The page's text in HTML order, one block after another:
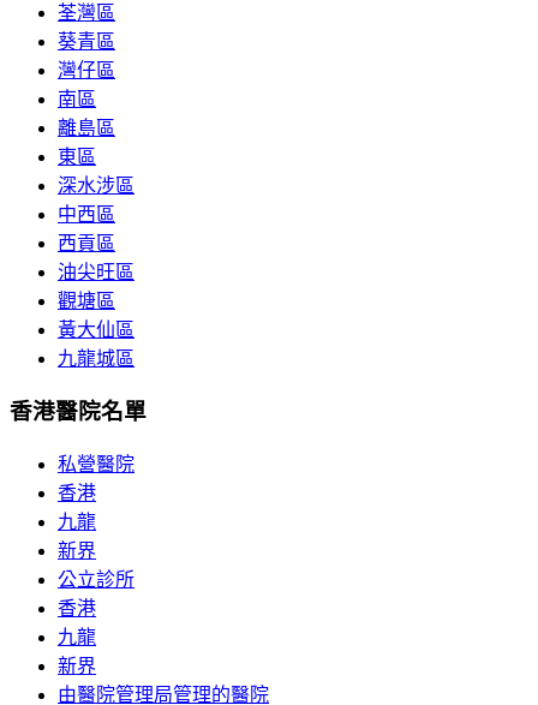
荃灣區
葵青區
灣仔區
南區
離島區
東區
深水涉區
中西區
西貢區
油尖旺區
觀塘區
黃大仙區
九龍城區
香港醫院名單
私營醫院
香港
九龍
新界
公立診所
香港
九龍
新界
由醫院管理局管理的醫院